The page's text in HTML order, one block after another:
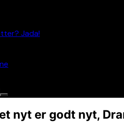
Jada!
nyt er godt nyt,